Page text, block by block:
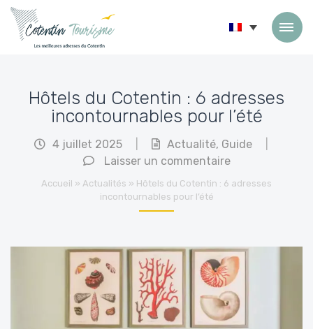
Hôtels du Cotentin : 6 adresses
incontournables pour l’été
4 juillet 2025 Actualité, Guide
Laisser un commentaire
Accueil » Actualités » Hôtels du Cotentin : 6 adresses
incontournables pour l’été